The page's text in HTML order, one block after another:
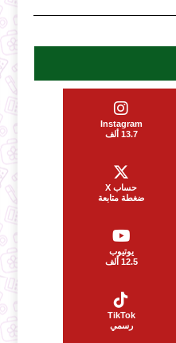
Instagram
13.7 ألف
حساب X
ضغطة متابعة
يوتيوب
12.5 ألف
TikTok
رسمي